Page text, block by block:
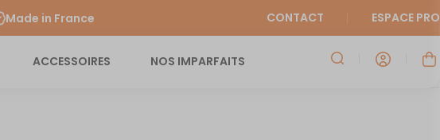
Made in France CONTACT ESPACE PRO
ACCESSOIRES NOS IMPARFAITS